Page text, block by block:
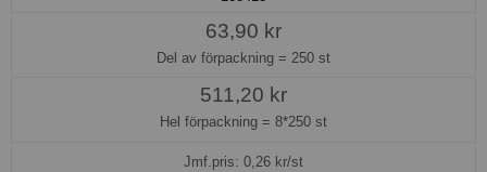
63,90 kr
Del av förpackning = 250 st
511,20 kr
Hel förpackning = 8*250 st
Jmf.pris: 0,26 kr/st